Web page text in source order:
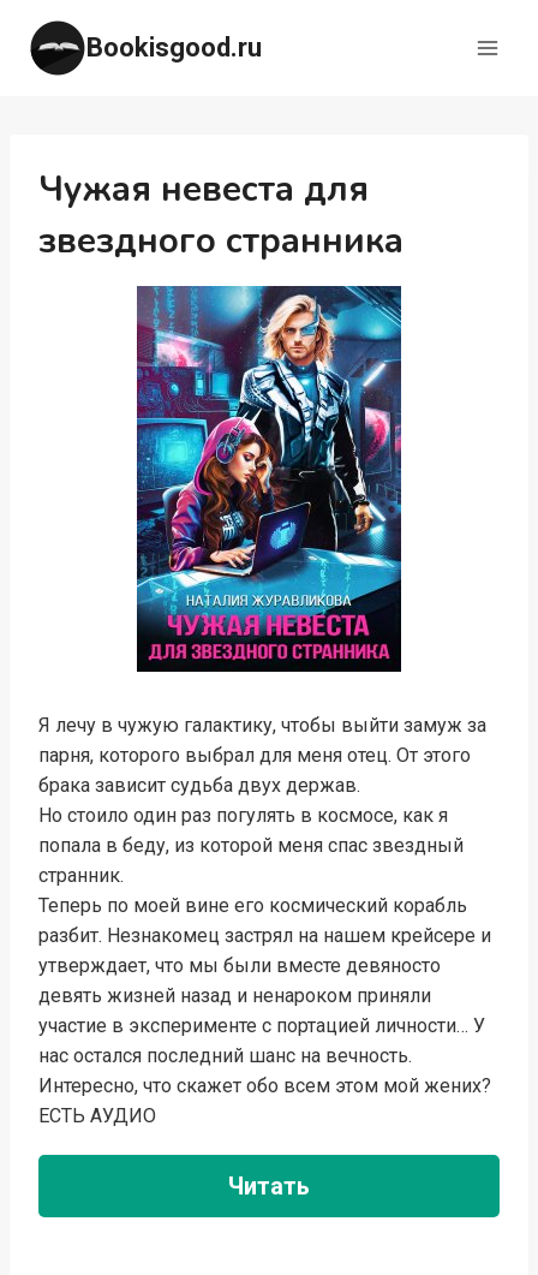
Перейти
содержимому
Bookisgood.ru
Чужая невеста для
звездного странника
Я лечу в чужую галактику, чтобы выйти замуж за
парня, которого выбрал для меня отец. От этого
брака зависит судьба двух держав.
Но стоило один раз погулять в космосе, как я
попала в беду, из которой меня спас звездный
странник.
Теперь по моей вине его космический корабль
разбит. Незнакомец застрял на нашем крейсере и
утверждает, что мы были вместе девяносто
девять жизней назад и ненароком приняли
участие в эксперименте с портацией личности… У
нас остался последний шанс на вечность.
Интересно, что скажет обо всем этом мой жених?
ЕСТЬ АУДИО
Читать